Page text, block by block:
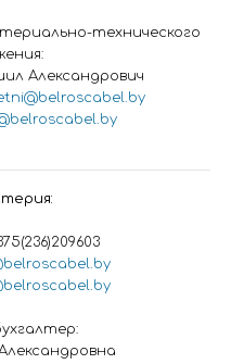
технического
Александрович